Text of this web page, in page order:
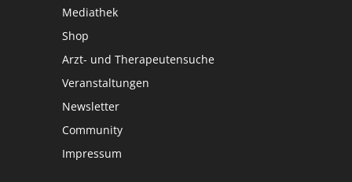
Mediathek
Shop
Arzt- und Therapeutensuche
Veranstaltungen
Newsletter
Community
Impressum